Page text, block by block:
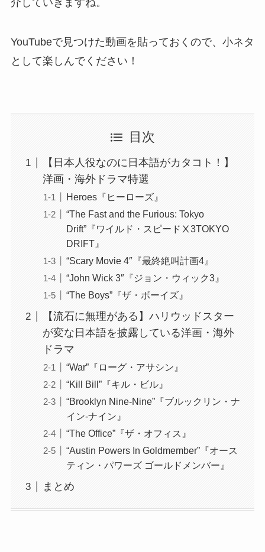
YouTubeで見つけた動画を貼っておくので、小ネタ
として楽しんでください！
目次
【日本人役なのに日本語がカタコト！】
洋画・海外ドラマ特選
Heroes『ヒーローズ』
“The Fast and the Furious: Tokyo
Drift”『ワイルド・スピードⅩ3TOKYO
DRIFT』
“Scary Movie 4″『最終絶叫計画4』
“John Wick 3″『ジョン・ウィック3』
“The Boys”『ザ・ボーイズ』
【流石に無理がある】ハリウッドスター
が変な日本語を披露している洋画・海外
ドラマ
“War”『ローグ・アサシン』
“Kill Bill”『キル・ビル』
“Brooklyn Nine-Nine”『ブルックリン・ナ
イン-ナイン』
“The Office”『ザ・オフィス』
“Austin Powers In Goldmember”『オース
ティン・パワーズ ゴールドメンバー』
まとめ